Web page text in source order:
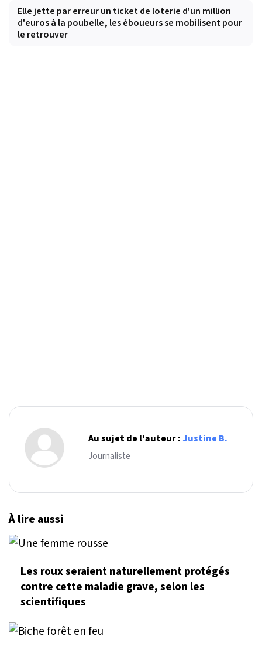
Elle jette par erreur un ticket de loterie d'un million
d'euros à la poubelle, les éboueurs se mobilisent pour
le retrouver
Au sujet de l'auteur : Justine B.
Journaliste
À lire aussi
Les roux seraient naturellement protégés
contre cette maladie grave, selon les
scientifiques